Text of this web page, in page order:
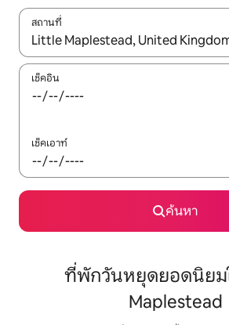
สถานที่
ใช้ลูกศรขึ้นลง หรือใช้การสัมผัสหรือปัด เพื่
เช็คอิน
เช็คเอาท์
ค้นหา
ที่พักวันหยุดยอดนิยม
Maplestead